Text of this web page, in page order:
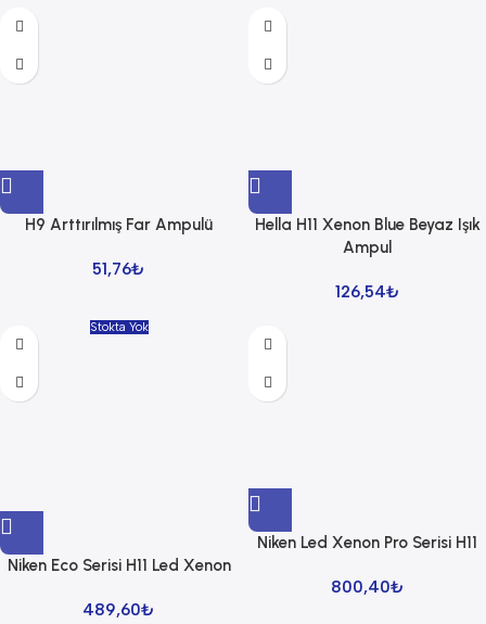
H9 Arttırılmış Far Ampulü
51,76₺
Hella H11 Xenon Blue Beyaz Işık
Ampul
126,54₺
Stokta Yok
Niken Eco Serisi H11 Led Xenon
489,60₺
Niken Led Xenon Pro Serisi H11
800,40₺